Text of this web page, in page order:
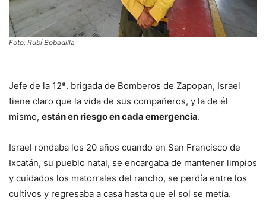
Foto: Rubí Bobadilla
Jefe de la 12ª. brigada de Bomberos de Zapopan, Israel
tiene claro que la vida de sus compañeros, y la de él
mismo, están en riesgo en cada emergencia.
Israel rondaba los 20 años cuando en San Francisco de
Ixcatán, su pueblo natal, se encargaba de mantener limpios
y cuidados los matorrales del rancho, se perdía entre los
cultivos y regresaba a casa hasta que el sol se metía.